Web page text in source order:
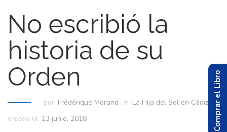
No escribió la
historia de su
Orden
por Frédérique Morand in La Hija del Sol en Cádiz
creado el 13 junio, 2018 Comprar el Libro